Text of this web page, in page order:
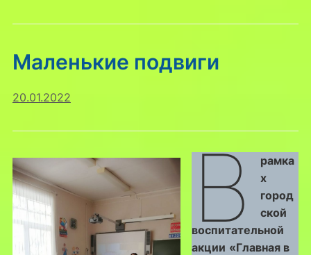
Маленькие подвиги
20.01.2022
В
рамка
х
город
ской
воспитательной
акции «Главная в